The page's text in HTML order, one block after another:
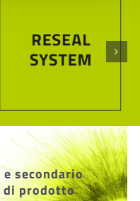
secondario
di prodotto